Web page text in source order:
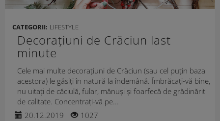
CATEGORII: LIFESTYLE
Decorațiuni de Crăciun last
minute
Cele mai multe decorațiuni de Crăciun (sau cel puțin baza
acestora) le găsiți în natură la îndemână. Îmbrăcați-vă bine,
nu uitați de căciulă, fular, mănuși și foarfecă de grădinărit
de calitate. Concentrați-vă pe...
20.12.2019
1027